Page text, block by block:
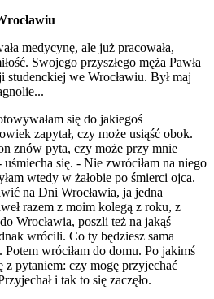
medycynę, ale już pracowała,
Swojego przyszłego męża Pawła
studenckiej we Wrocławiu. Był maj
się do jakiegoś
zapytał, czy może usiąść obok.
znów pyta, czy może przy mnie
uśmiecha się. - Nie zwróciłam na niego
wtedy w żałobie po śmierci ojca.
na Dni Wrocławia, ja jedna
razem z moim kolegą z roku, z
Wrocławia, poszli też na jakąś
wrócili. Co ty będziesz sama
Potem wróciłam do domu. Po jakimś
z pytaniem: czy mogę przyjechać
i tak to się zaczęło.